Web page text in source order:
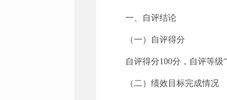
一、自评结论
（一）自评得分
自评得分100分，自评等级“
（二）绩效目标完成情况